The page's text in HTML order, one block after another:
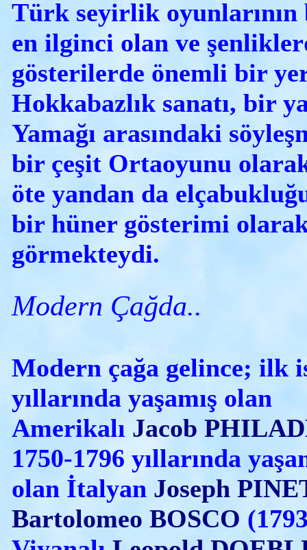
Türk seyirlik oyunlarının
en ilginci olan ve
gösterilerde önemli bir
Hokkabazlık sanatı, bir
Yamağı arasındaki
bir çeşit Ortaoyunu
öte yandan da
bir hüner gösterimi
görmekteydi.
Modern Çağda..
Modern çağa gelince; ilk
yıllarında yaşamış olan
Amerikalı Jacob
1750-1796 yıllarında
olan İtalyan Joseph
Bartolomeo BOSCO